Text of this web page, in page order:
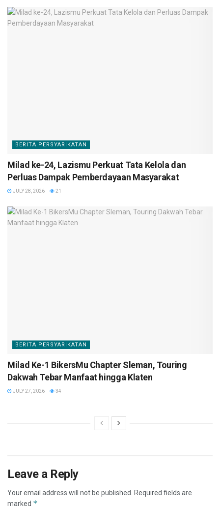
BERITA PERSYARIKATAN
Milad ke-24, Lazismu Perkuat Tata Kelola dan
Perluas Dampak Pemberdayaan Masyarakat
JULY 28, 2026 21
BERITA PERSYARIKATAN
Milad Ke-1 BikersMu Chapter Sleman, Touring
Dakwah Tebar Manfaat hingga Klaten
JULY 27, 2026 34
Leave a Reply
Your email address will not be published. Required fields are
marked *